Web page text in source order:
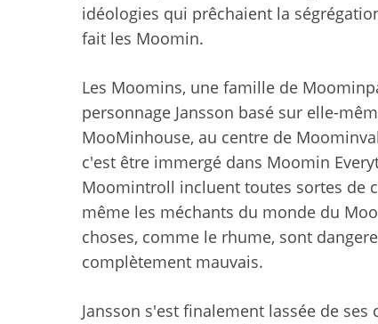
idéologies qui prêchaient la
fait les Moomin.
Les Moomins, une famille de
personnage Jansson basé sur elle-
MooMinhouse, au centre de
c'est être immergé dans Moomin
Moomintroll incluent toutes sortes de
même les méchants du monde du
choses, comme le rhume, sont
complètement mauvais.
Jansson s'est finalement lassée de